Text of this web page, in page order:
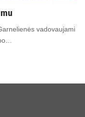
vadovaujami